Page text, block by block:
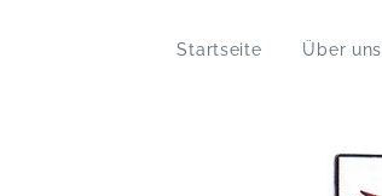
Startseite Über uns